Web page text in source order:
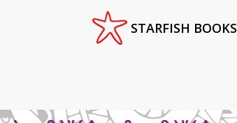
Skip
STARFISH BOOKS
Menu